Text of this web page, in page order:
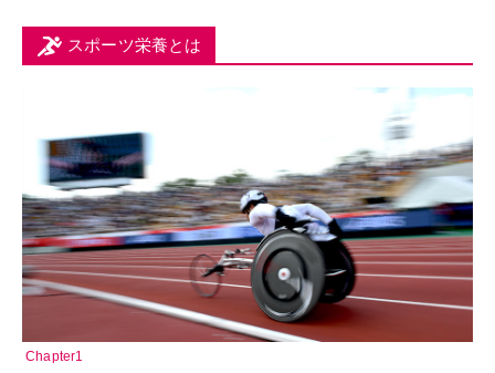
スポーツ栄養とは
Chapter1